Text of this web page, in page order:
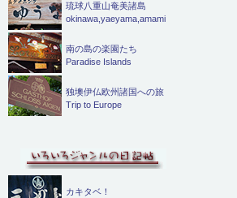
琉球八重山奄美諸島
okinawa,yaeyama,amami
南の島の楽園たち
Paradise Islands
独墺伊仏欧州諸国への旅
Trip to Europe
カキタベ！